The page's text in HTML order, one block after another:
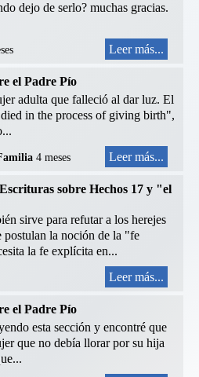
dejo de serlo? muchas gracias.
Leer más...
el Padre Pío
adulta que falleció al dar luz. El
in the process of giving birth",
4 meses Leer más...
sobre Hechos 17 y "el
sirve para refutar a los herejes
postulan la noción de la "fe
la fe explícita en...
Leer más...
el Padre Pío
esta sección y encontré que
que no debía llorar por su hija